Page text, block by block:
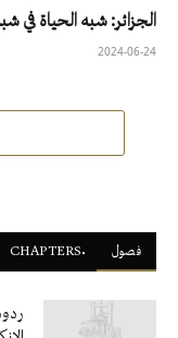
الجزائر: شبه الحياة في
2024-06-24
فصول